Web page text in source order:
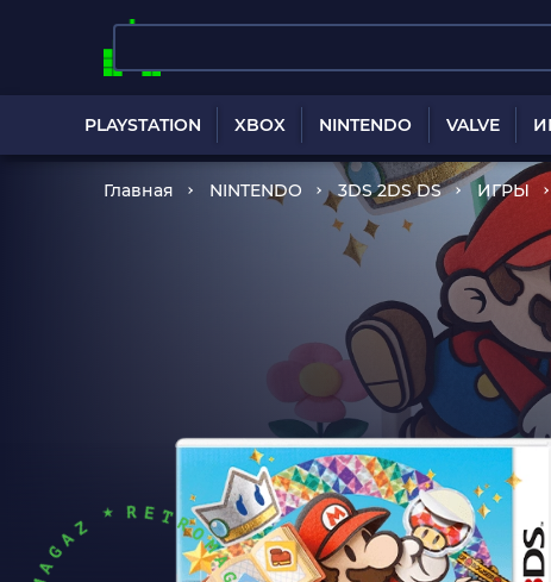
PLAYSTATION XBOX NINTENDO VALVE
Главная NINTENDO 3DS 2DS DS ИГРЫ